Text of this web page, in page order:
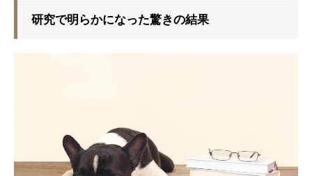
研究で明らかになった驚きの結果